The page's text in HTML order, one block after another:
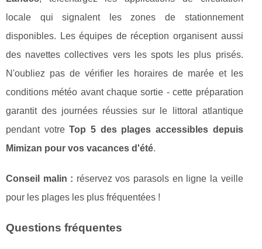
locale qui signalent les zones de stationnement
disponibles. Les équipes de réception organisent aussi
des navettes collectives vers les spots les plus prisés.
N'oubliez pas de vérifier les horaires de marée et les
conditions météo avant chaque sortie - cette préparation
garantit des journées réussies sur le littoral atlantique
pendant votreTop 5 des plages accessibles depuis
Mimizan pour vos vacances d'été.
Conseil malin : réservez vos parasols en ligne la veille
pour les plages les plus fréquentées !
Questions fréquentes